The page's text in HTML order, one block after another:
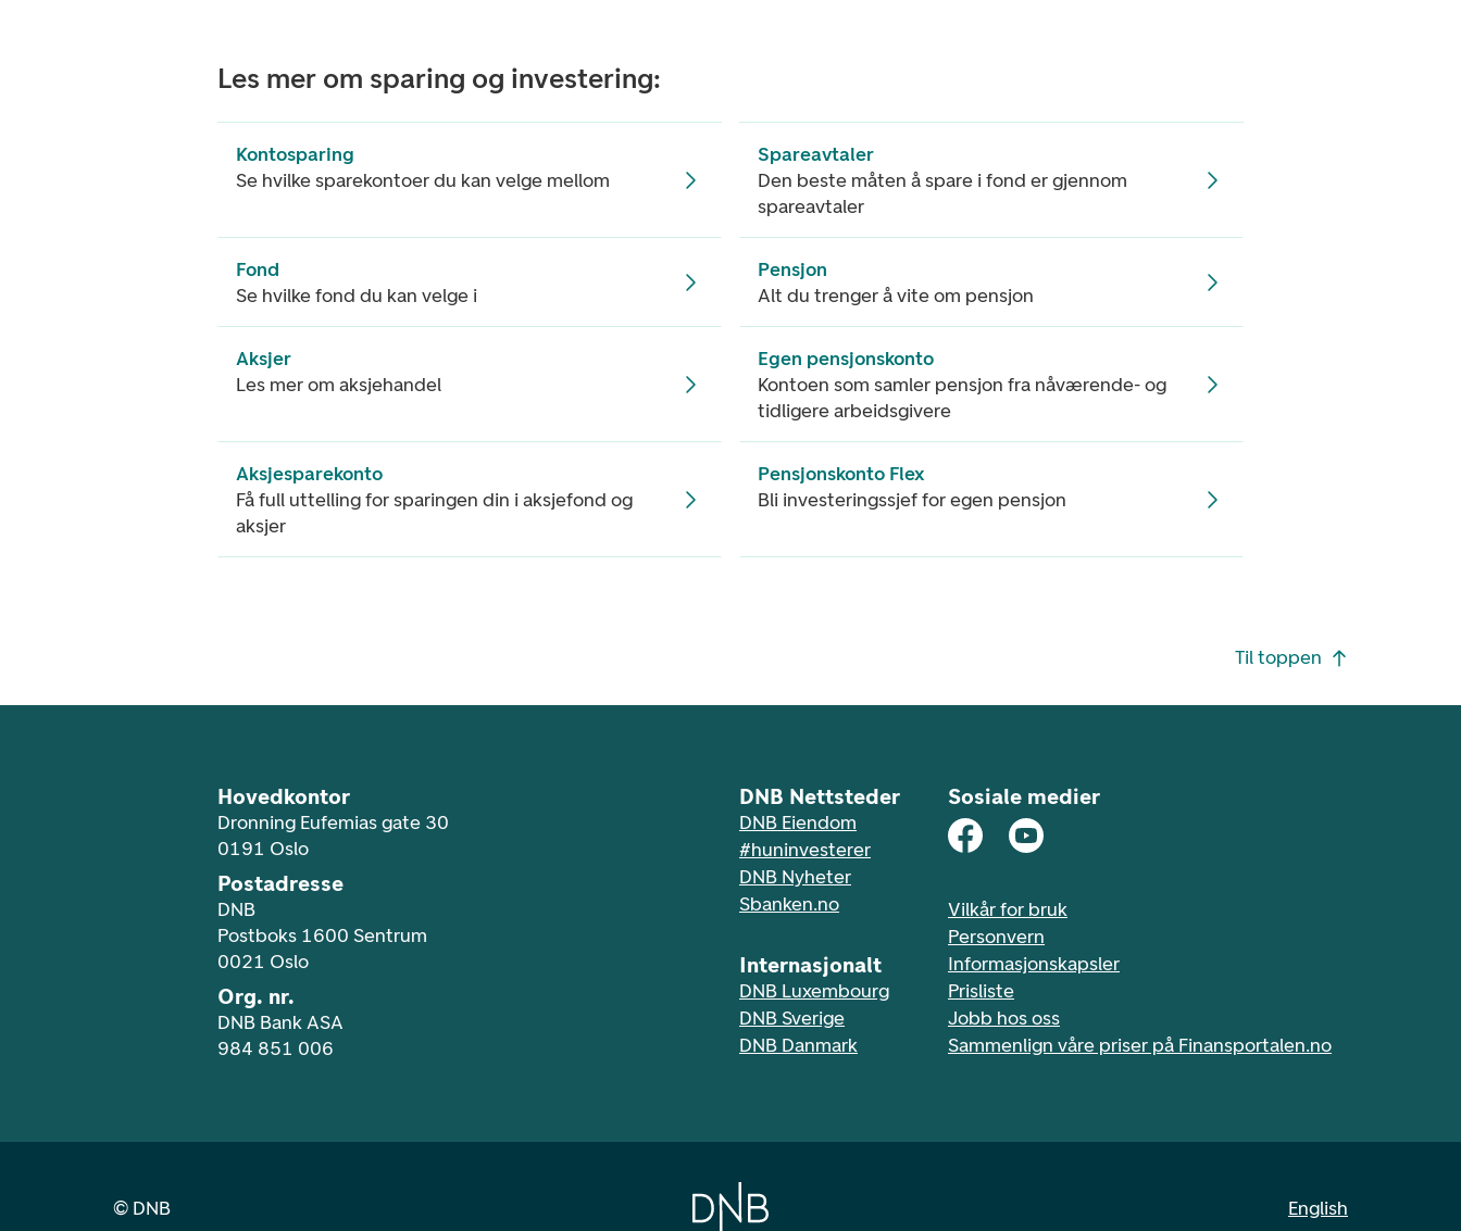
Les mer om sparing og investering:
Kontosparing
Se hvilke sparekontoer du kan velge mellom
Spareavtaler
Den beste måten å spare i fond er gjennom
spareavtaler
Fond
Se hvilke fond du kan velge i
Pensjon
Alt du trenger å vite om pensjon
Aksjer
Les mer om aksjehandel
Egen pensjonskonto
Kontoen som samler pensjon fra nåværende- og
tidligere arbeidsgivere
Aksjesparekonto
Få full uttelling for sparingen din i aksjefond og
aksjer
Pensjonskonto Flex
Bli investeringssjef for egen pensjon
Til toppen
Hovedkontor
Dronning Eufemias gate 30
0191 Oslo
Postadresse
DNB
Postboks 1600 Sentrum
0021 Oslo
Org. nr.
DNB Bank ASA
984 851 006
DNB Nettsteder
DNB Eiendom
#huninvesterer
DNB Nyheter
Sbanken.no
Internasjonalt
DNB Luxembourg
DNB Sverige
DNB Danmark
Sosiale medier
Vilkår for bruk
Personvern
Informasjonskapsler
Prisliste
Jobb hos oss
Sammenlign våre priser på Finansportalen.no
© DNB English